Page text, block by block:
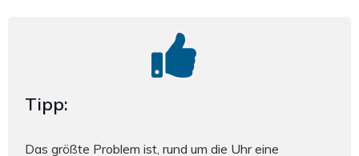
Tipp:
Das größte Problem ist, rund um die Uhr eine